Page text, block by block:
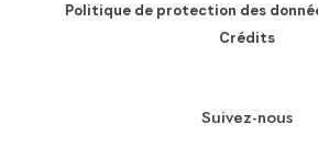
Politique de protection des
Crédits
Suivez-nous